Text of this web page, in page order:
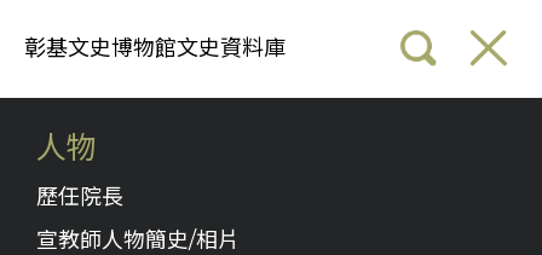
彰基文史博物館文史資料庫
人物
歷任院長
宣教師人物簡史/相片